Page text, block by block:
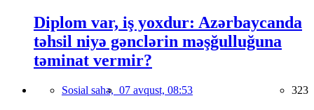
Diplom var, iş yoxdur: Azərbaycanda
təhsil niyə gənclərin məşğulluğuna
təminat vermir?
Sosial sahə, 07 avqust, 08:53 323